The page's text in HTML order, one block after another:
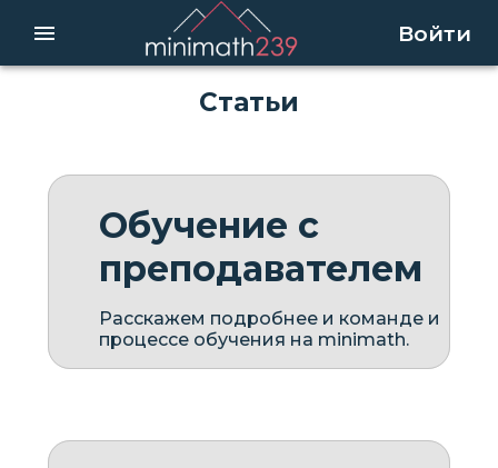
Войти
Статьи
Обучение с
преподавателем
Расскажем подробнее и команде и
процессе обучения на minimath.